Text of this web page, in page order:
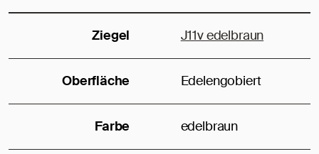
Ziegel J11v edelbraun
Oberfläche Edelengobiert
Farbe edelbraun